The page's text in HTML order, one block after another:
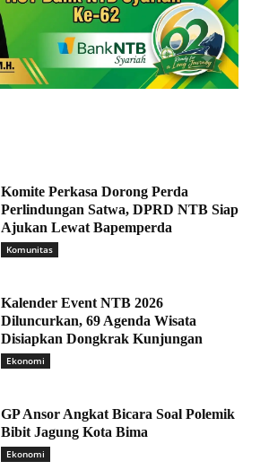
Komite Perkasa Dorong Perda
Perlindungan Satwa, DPRD NTB Siap
Ajukan Lewat Bapemperda
Komunitas
Kalender Event NTB 2026
Diluncurkan, 69 Agenda Wisata
Disiapkan Dongkrak Kunjungan
Ekonomi
GP Ansor Angkat Bicara Soal Polemik
Bibit Jagung Kota Bima
Ekonomi